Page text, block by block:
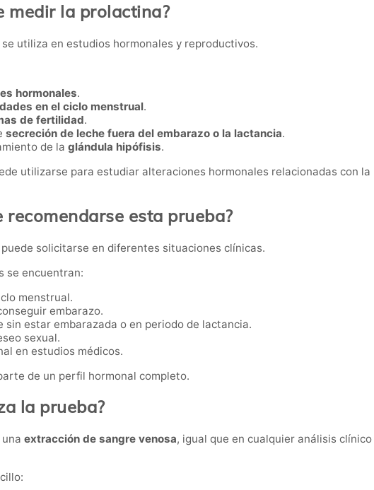
medir la prolactina?
utiliza en estudios hormonales y reproductivos.
hormonales.
en el ciclo menstrual.
de fertilidad.
secreción de leche fuera del embarazo o la lactancia.
de la glándula hipófisis.
utilizarse para estudiar alteraciones hormonales relacionadas con la
recomendarse esta prueba?
solicitarse en diferentes situaciones clínicas.
se encuentran:
menstrual.
embarazo.
sin estar embarazada o en periodo de lactancia.
sexual.
en estudios médicos.
de un perfil hormonal completo.
la prueba?
extracción de sangre venosa, igual que en cualquier análisis clínico